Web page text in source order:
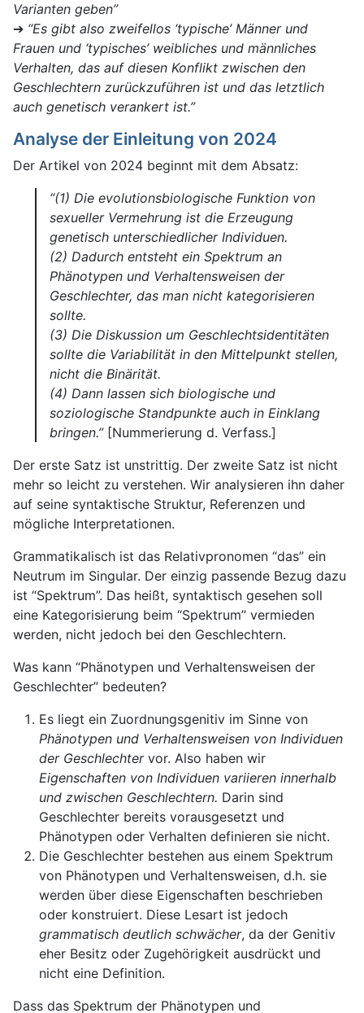
Varianten geben”
➔ “Es gibt also zweifellos ‘typische’ Männer und
Frauen und ‘typisches’ weibliches und männliches
Verhalten, das auf diesen Konflikt zwischen den
Geschlechtern zurückzuführen ist und das letztlich
auch genetisch verankert ist.”
Analyse der Einleitung von 2024
Der Artikel von 2024 beginnt mit dem Absatz:
“(1) Die evolutionsbiologische Funktion von
sexueller Vermehrung ist die Erzeugung
genetisch unterschiedlicher Individuen.
(2) Dadurch entsteht ein Spektrum an
Phänotypen und Verhaltensweisen der
Geschlechter, das man nicht kategorisieren
sollte.
(3) Die Diskussion um Geschlechtsidentitäten
sollte die Variabilität in den Mittelpunkt stellen,
nicht die Binärität.
(4) Dann lassen sich biologische und
soziologische Standpunkte auch in Einklang
bringen.”[Nummerierung d. Verfass.]
Der erste Satz ist unstrittig. Der zweite Satz ist nicht
mehr so leicht zu verstehen. Wir analysieren ihn daher
auf seine syntaktische Struktur, Referenzen und
mögliche Interpretationen.
Grammatikalisch ist das Relativpronomen “das” ein
Neutrum im Singular. Der einzig passende Bezug dazu
ist “Spektrum”. Das heißt, syntaktisch gesehen soll
eine Kategorisierung beim “Spektrum” vermieden
werden, nicht jedoch bei den Geschlechtern.
Was kann “Phänotypen und Verhaltensweisen der
Geschlechter” bedeuten?
Es liegt ein Zuordnungsgenitiv im Sinne von
Phänotypen und Verhaltensweisen von Individuen
der Geschlechtervor. Also haben wir
Eigenschaften von Individuen variieren innerhalb
und zwischen Geschlechtern. Darin sind
Geschlechter bereits vorausgesetzt und
Phänotypen oder Verhalten definieren sie nicht.
Die Geschlechter bestehen aus einem Spektrum
von Phänotypen und Verhaltensweisen, d.h. sie
werden über diese Eigenschaften beschrieben
oder konstruiert. Diese Lesart ist jedoch
grammatisch deutlich schwächer, da der Genitiv
eher Besitz oder Zugehörigkeit ausdrückt und
nicht eine Definition.
Dass das Spektrum der Phänotypen und